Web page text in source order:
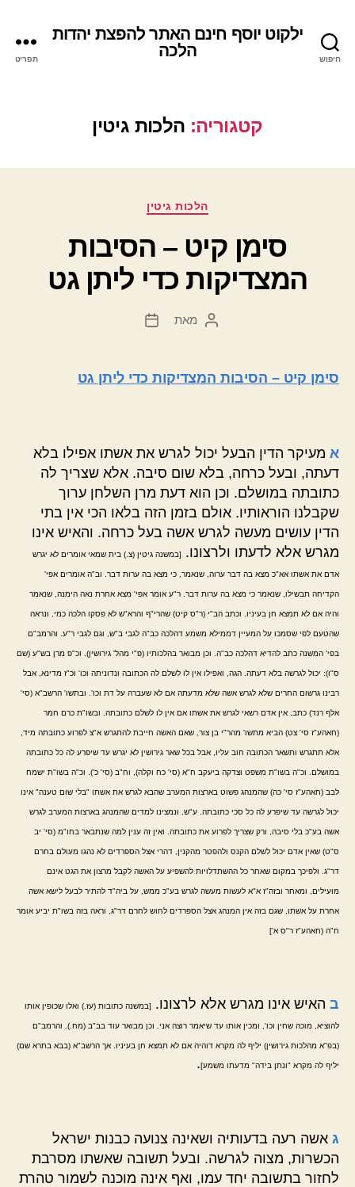
חיפוש
ילקוט יוסף חינם האתר להפצת יהדות
הלכה
תפריט
קטגוריה: הלכות גיטין
קטגוריות
הלכות גיטין
סימן קיט – הסיבות
המצדיקות כדי ליתן גט
המחבר
מאת
תאריך
סימן קיט – הסיבות המצדיקות כדי ליתן גט
א מעיקר הדין הבעל יכול לגרש את אשתו אפילו בלא
דעתה, ובעל כרחה, בלא שום סיבה. אלא שצריך לה
כתובתה במושלם. וכן הוא דעת מרן השלחן ערוך
שקבלנו הוראותיו. אולם בזמן הזה בלאו הכי אין בתי
הדין עושים מעשה לגרש אשה בעל כרחה. והאיש אינו
מגרש אלא לדעתו ולרצונו.
[במשנה גיטין (צ.) בית שמאי אומרים לא יגרש
אדם את אשתו אא"כ מצא בה דבר ערוה, שנאמר, כי מצא בה ערות דבר. וב"ה אומרים אפי'
הקדיחה תבשילו, שנאמר כי מצא בה ערות דבר. ר"ע אומר אפי' מצא אחרת נאה הימנה, שנאמר
והיה אם לא תמצא חן בעיניו. וכתב הב"י (ר"ס קיט) שהרי"ף והרא"ש לא פסקו הלכה כמי, ונראה
שהטעם לפי שסמכו על המעיין דממילא משמע דהלכה כב"ה לגבי ב"ש, וגם לגבי ר"ע. והרמב"ם
בפי' המשנה כתב להדיא דהלכה כב"ה. וכן מבואר בהלכותיו (פ"י מהל' גירושין). וכ"פ מרן בש"ע (שם
ס"ו): יכול לגרשה בלא דעתה. הגה, ואפילו אין לו לשלם לה הכתובה ונדוניתה וכו' וכ"ז מדינא, אבל
רבינו גרשום החרים שלא לגרש אשה שלא מדעתה אם לא שעברה על דת וכו'. ובתשו' הרשב"א (סי'
אלף רנד) כתב, אין אדם רשאי לגרש את אשתו אם אין לו לשלם כתובתה. ובשו"ת כרם חמר
(חאהע"ז סי' צט) הביא מתשו' מהר"י בן צור, שאם האשה חייבת להתגרש א"צ לפרוע כתובתה מיד,
אלא תתגרש ותשאר הכתובה חוב עליו, אבל בכל שאר גירושין לא יגרש עד שיפרע לה כל כתובתה
במושלם. וכ"ה בשו"ת משפט וצדקה ביעקב ח"א (סי' כח וקלה), וח"ב (סי' כ'). וכ"ה בשו"ת ישמח
לבב (חאהע"ז סי' כה) שהמנהג פשוט בארצות המערב שהבא לגרש את אשתו "בלי שום טענה" אינו
יכול לגרשה עד שיפרע לה כל סכי כתובתה. ע"ש. ונמצינו למדים שהמנהג בארצות המערב לגרש
אשה בע"כ בלי סיבה, ורק שצריך לפרוע את כתובתה. ואין זה ענין למה שנתבאר בחו"מ (סי' יב
ס"ט) שאין אדם יכול לשלם הקנס ולהפטר מהקנין, דהרי אצל הספרדים לא נהגו מעולם בחרם
דר"ג. ולפיכך במקום שאחר כל ההשתדלויות להשפיע על האשה לקבל מרצון את הגט אינם
מועילים, ומאחר ובזה"ז א"א לעשות מעשה לגרש בע"כ ממש, על ביה"ד להתיר לבעל לישא אשה
אחרת על אשתו, שגם בזה אין המנהג אצל הספרדים לחוש לחרם דר"ג, וראה בזה בשו"ת יביע אומר
ח"ה (חאהע"ז ר"ס א']
ב האיש אינו מגרש אלא לרצונו. [במשנה כתובות (עז.) ואלו שכופין אותו
להוציא, מוכה שחין וכו', ומכין אותו עד שיאמר רוצה אני. וכן מבואר עוד בב"ב (מח.). והרמב"ם
(בפ"א מהלכות גירושין) יליף לה מקרא דוהיה אם לא תמצא חן בעיניו. אך הרשב"א (בבא בתרא שם)
יליף לה מקרא "ונתן בידה" מדעתו משמע].
ג אשה רעה בדעותיה ושאינה צנועה כבנות ישראל
הכשרות, מצוה לגרשה. ובעל תשובה שאשתו מסרבת
לחזור בתשובה יחד עמו, ואף אינה מוכנה לשמור טהרת